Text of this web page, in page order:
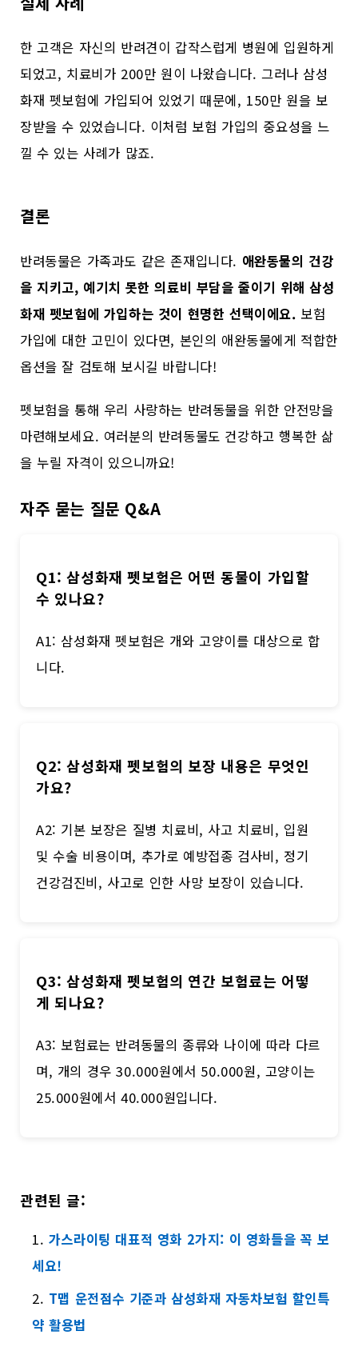
한 고객은 자신의 반려견이 갑작스럽게 병원에 입원하게
되었고, 치료비가 200만 원이 나왔습니다. 그러나 삼성
화재 펫보험에 가입되어 있었기 때문에, 150만 원을 보
장받을 수 있었습니다. 이처럼 보험 가입의 중요성을 느
낄 수 있는 사례가 많죠.
결론
반려동물은 가족과도 같은 존재입니다. 애완동물의 건강
을 지키고, 예기치 못한 의료비 부담을 줄이기 위해 삼성
화재 펫보험에 가입하는 것이 현명한 선택이에요. 보험
가입에 대한 고민이 있다면, 본인의 애완동물에게 적합한
옵션을 잘 검토해 보시길 바랍니다!
펫보험을 통해 우리 사랑하는 반려동물을 위한 안전망을
마련해보세요. 여러분의 반려동물도 건강하고 행복한 삶
을 누릴 자격이 있으니까요!
자주 묻는 질문 Q&A
Q1: 삼성화재 펫보험은 어떤 동물이 가입할
수 있나요?
A1: 삼성화재 펫보험은 개와 고양이를 대상으로 합
니다.
Q2: 삼성화재 펫보험의 보장 내용은 무엇인
가요?
A2: 기본 보장은 질병 치료비, 사고 치료비, 입원
및 수술 비용이며, 추가로 예방접종 검사비, 정기
건강검진비, 사고로 인한 사망 보장이 있습니다.
Q3: 삼성화재 펫보험의 연간 보험료는 어떻
게 되나요?
A3: 보험료는 반려동물의 종류와 나이에 따라 다르
며, 개의 경우 30.000원에서 50.000원, 고양이는
25.000원에서 40.000원입니다.
관련된 글:
가스라이팅 대표적 영화 2가지: 이 영화들을 꼭 보
세요!
T맵 운전점수 기준과 삼성화재 자동차보험 할인특
약 활용법